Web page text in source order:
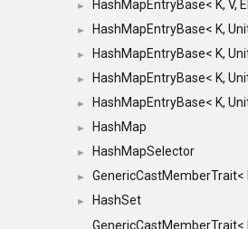
► HashMapEntryBase< K, V,
► HashMapEntryBase< K,
► HashMapEntryBase< K,
► HashMapEntryBase< K,
► HashMapEntryBase< K,
► HashMap
► HashMapSelector
► GenericCastMemberTrait<
►
HashSet
GenericCastMemberTrait<